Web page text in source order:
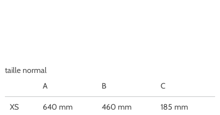
taille normal
A
B C
XS 640 mm 460 mm 185 mm